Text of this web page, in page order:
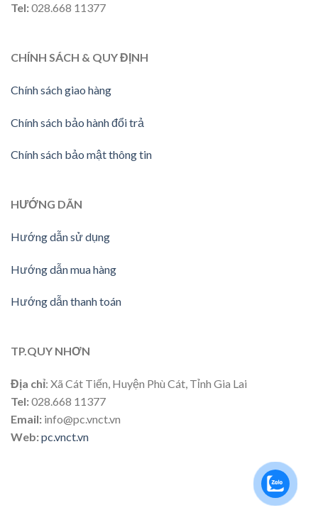
Tel:028.668 11377
CHÍNH SÁCH & QUY ĐỊNH
Chính sách giao hàng
Chính sách bảo hành đổi trả
Chính sách bảo mật thông tin
HƯỚNG DÃN
Hướng dẫn sử dụng
Hướng dẫn mua hàng
Hướng dẫn thanh toán
TP.QUY NHƠN
Địa chỉ: Xã Cát Tiến, Huyện Phù Cát, Tỉnh Gia Lai
Tel:028.668 11377
Email: info@pc.vnct.vn
Web:pc.vnct.vn